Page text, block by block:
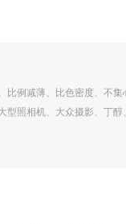
比例减薄、比色密度、不
型照相机、大众摄影、丁